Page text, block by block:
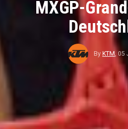
MXGP-
By KTM ,05